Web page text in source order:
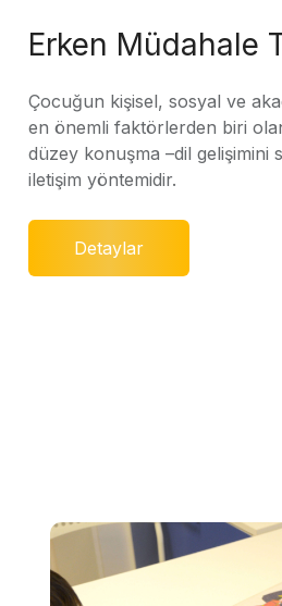
Erken Müdahale
Çocuğun kişisel, sosyal ve
en önemli faktörlerden biri
düzey konuşma –dil gelişimini
iletişim yöntemidir.
Detaylar